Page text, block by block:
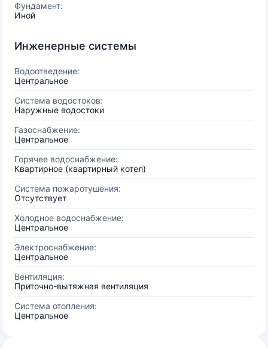
Фундамент:
Иной
Инженерные системы
Водоотведение:
Центральное
Система водостоков:
Наружные водостоки
Газоснабжение:
Центральное
Горячее водоснабжение:
Квартирное (квартирный котел)
Система пожаротушения:
Отсутствует
Холодное водоснабжение:
Центральное
Электроснабжение:
Центральное
Вентиляция:
Приточно-вытяжная вентиляция
Система отопления:
Центральное